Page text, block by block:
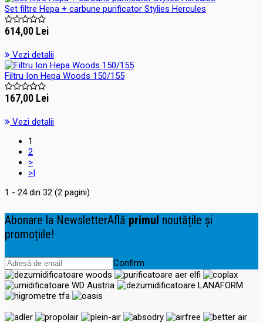
Set filtre Hepa + carbune purificator Stylies Hercules
614,00 Lei
Vezi detalii
Filtru Ion Hepa Woods 150/155
167,00 Lei
Vezi detalii
1
2
>
>|
1 - 24 din 32 (2 pagini)
Abonare la NewsletterAflă primul noutățile și
promoțiile!
Confirm